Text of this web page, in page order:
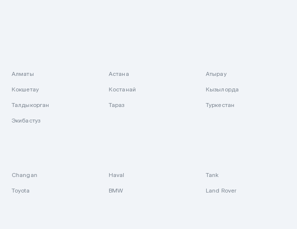
Алматы Астана Атырау
Кокшетау Костанай Кызылорда
Талдыкорган Тараз Туркестан
Экибастуз
Changan Haval Tank
Toyota BMW Land Rover